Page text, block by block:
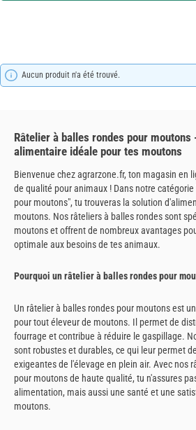
Aucun produit n'a été trouvé.
Râtelier à balles rondes pour moutons
alimentaire idéale pour tes moutons
Bienvenue chez agrarzone.fr, ton magasin en
de qualité pour animaux ! Dans notre
pour moutons", tu trouveras la solution
moutons. Nos râteliers à balles rondes sont
moutons et offrent de nombreux avantages
optimale aux besoins de tes animaux.
Pourquoi un râtelier à balles rondes pour
Un râtelier à balles rondes pour moutons est
pour tout éleveur de moutons. Il permet de
fourrage et contribue à réduire le gaspillage.
sont robustes et durables, ce qui leur permet
exigeantes de l'élevage en plein air. Avec nos
pour moutons de haute qualité, tu n'assures
alimentation, mais aussi une santé et une
moutons.